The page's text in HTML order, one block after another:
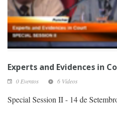
Experts and Evidences in
0 Eventos 6 Vídeos
Special Session II - 14 de